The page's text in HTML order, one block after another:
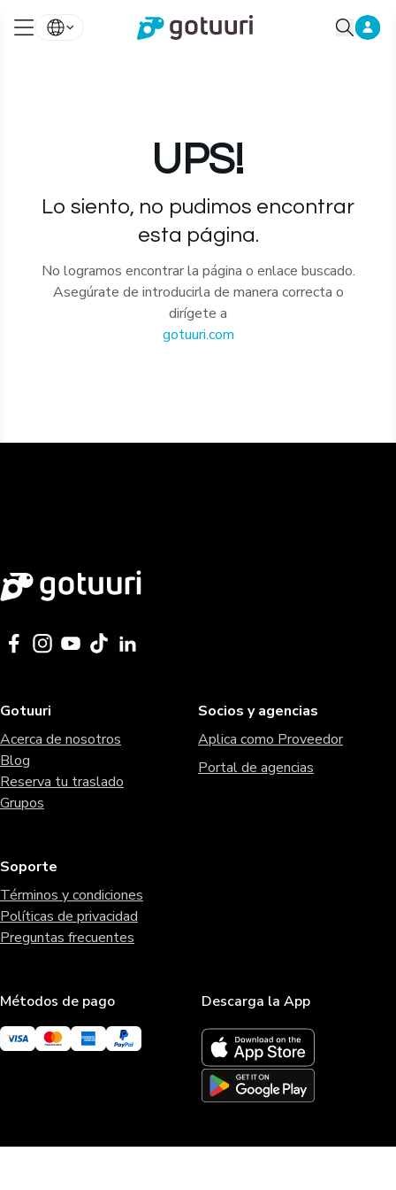
UPS!
Lo siento, no pudimos encontrar
esta página.
No logramos encontrar la página o enlace buscado.
Asegúrate de introducirla de manera correcta o
dirígete a
gotuuri.com
Gotuuri
Acerca de nosotros
Blog
Reserva tu traslado
Grupos
Socios y agencias
Aplica como Proveedor
Portal de agencias
Soporte
Términos y condiciones
Políticas de privacidad
Preguntas frecuentes
Métodos de pago Descarga la App